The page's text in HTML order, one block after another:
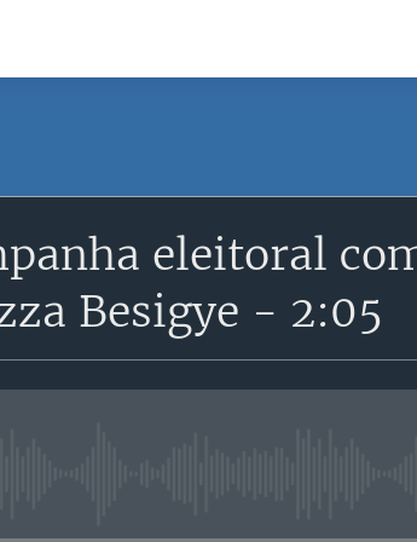
eleitoral
Besigye - 2:05